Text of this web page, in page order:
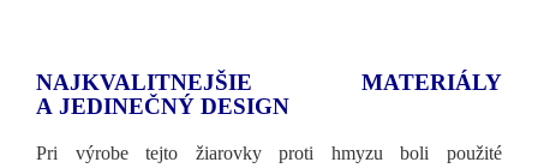
NAJKVALITNEJŠIE MATERIÁLY
A JEDINEČNÝ DESIGN
Pri výrobe tejto žiarovky proti hmyzu boli použité